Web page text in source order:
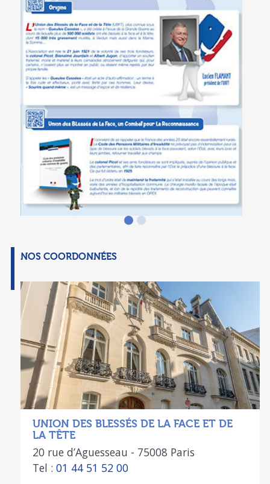
NOS COORDONNÉES
UNION DES BLESSÉS DE LA FACE ET DE
LA TÊTE
20 rue d’Aguesseau - 75008 Paris
Tel : 01 44 51 52 00